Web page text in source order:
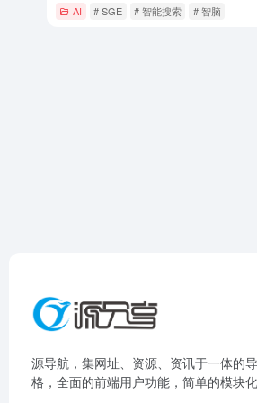
AI # SGE # 智能搜索 # 智脑
源导航，集网址、资源、资讯于一体的
格，全面的前端用户功能，简单的模块